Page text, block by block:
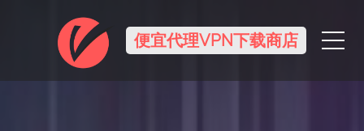
便宜代理VPN下载商店